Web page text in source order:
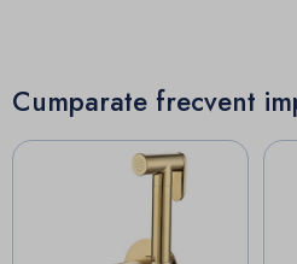
Cumparate frecvent